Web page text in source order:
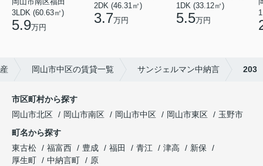
3LDK (60.63㎡)
5.9万円
2DK (46.31㎡)
3.7万円
1DK (33.12㎡)
5.5万円
岡山市中区の賃貸一覧 サンジェルマン中納言 203
市区町村から探す
岡山市北区
岡山市南区 岡山市中区 岡山市東区
玉野市
町名から探す
東古松
福富西 豊成 福田 青江 津高
新保
厚生町
中納言町
原